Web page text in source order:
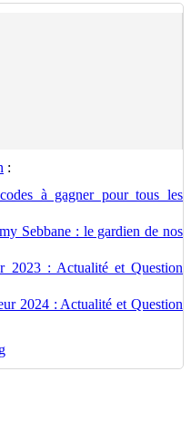
:
à gagner pour tous les
Sebbane : le gardien de nos
2023 : Actualité et Question
2024 : Actualité et Question